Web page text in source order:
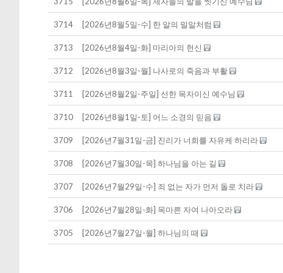
3714 [2026년8월5일-수] 한 알의 밀알처럼
3713 [2026년8월4일-화] 마리아의 헌신
3712 [2026년8월3일-월] 나사로의 죽음과 부활
3711 [2026년8월2일-주일] 선한 목자이신 예수님
3710 [2026년8월1일-토] 어느 소경의 믿음
3709 [2026년7월31일-금] 진리가 너희를 자유케 하리라
3708 [2026년7월30일-목] 하나님을 아는 길
3707 [2026년7월29일-수] 죄 없는 자가 먼저 돌로 치라
3706 [2026년7월28일-화] 목마른 자여 나아오라
3705 [2026년7월27일-월] 하나님의 때